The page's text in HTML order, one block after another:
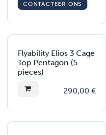
CONTACTEER ONS
Flyability Elios 3 Cage
Top Pentagon (5
pieces)
290,00 €